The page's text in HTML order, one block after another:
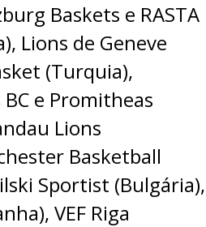
Baskets e RASTA
Lions de Geneve
(Turquia),
e Promitheas
Lions
Basketball
Sportist (Bulgária),
VEF Riga